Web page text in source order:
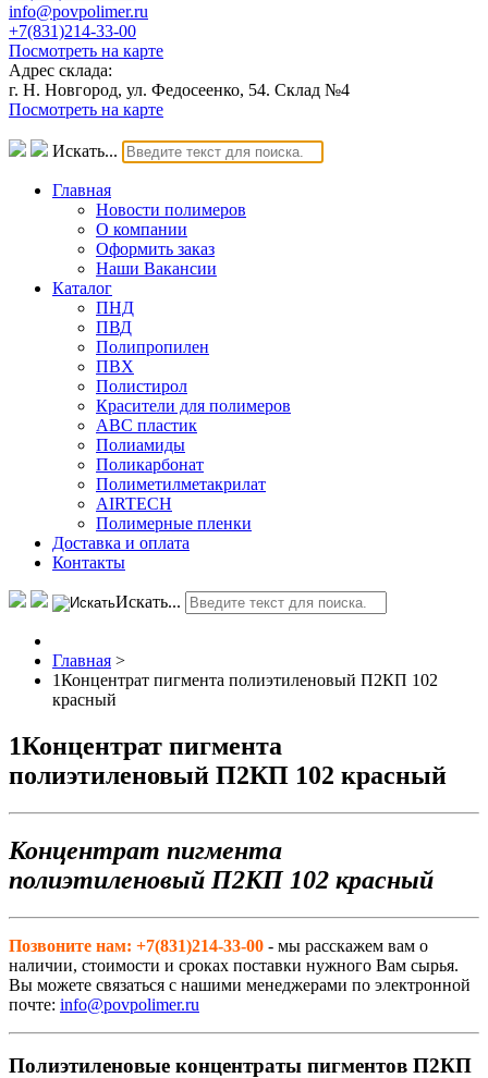
info@povpolimer.ru
+7(831)214-33-00
Посмотреть на карте
Адрес склада:
г. Н. Новгород, ул. Федосеенко, 54. Склад №4
Посмотреть на карте
Искать...
Главная
Новости полимеров
О компании
Оформить заказ
Наши Вакансии
Каталог
ПНД
ПВД
Полипропилен
ПВХ
Полистирол
Красители для полимеров
АВС пластик
Полиамиды
Поликарбонат
Полиметилметакрилат
AIRTECH
Полимерные пленки
Доставка и оплата
Контакты
Искать...
Главная >
1Концентрат пигмента полиэтиленовый П2КП 102
красный
1Концентрат пигмента
полиэтиленовый П2КП 102 красный
Концентрат пигмента
полиэтиленовый П2КП 102 красный
Позвоните нам: +7(831)214-33-00 - мы расскажем вам о
наличии, стоимости и сроках поставки нужного Вам сырья.
Вы можете связаться с нашими менеджерами по электронной
почте: info@povpolimer.ru
Полиэтиленовые концентраты пигментов П2КП